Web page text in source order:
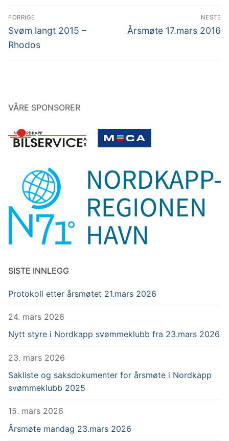
Innleggsnavigasjon
FORRIGE
Forrige
innlegg:
Svøm langt 2015 –
Rhodos
NESTE
Neste
Årsmøte 17.mars 2016
VÅRE SPONSORER
SISTE INNLEGG
Protokoll etter årsmøtet 21.mars 2026
24. mars 2026
Nytt styre i Nordkapp svømmeklubb fra 23.mars 2026
23. mars 2026
Sakliste og saksdokumenter for årsmøte i Nordkapp
svømmeklubb 2025
15. mars 2026
Årsmøte mandag 23.mars 2026